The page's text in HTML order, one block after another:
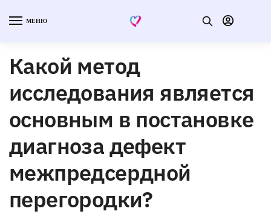
МЕНЮ
Какой метод
исследования является
основным в постановке
диагноза дефект
межпредсердной
перегородки?